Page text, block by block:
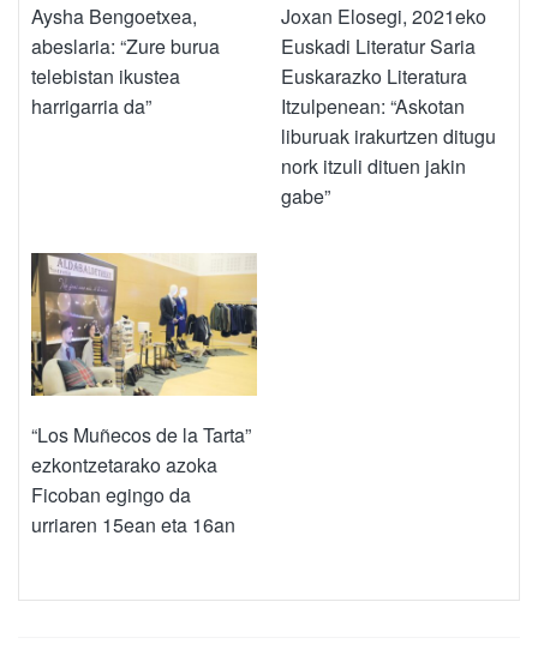
Aysha Bengoetxea,
abeslaria: “Zure burua
telebistan ikustea
harrigarria da”
Joxan Elosegi, 2021eko
Euskadi Literatur Saria
Euskarazko Literatura
Itzulpenean: “Askotan
liburuak irakurtzen ditugu
nork itzuli dituen jakin
gabe”
“Los Muñecos de la Tarta”
ezkontzetarako azoka
Ficoban egingo da
urriaren 15ean eta 16an